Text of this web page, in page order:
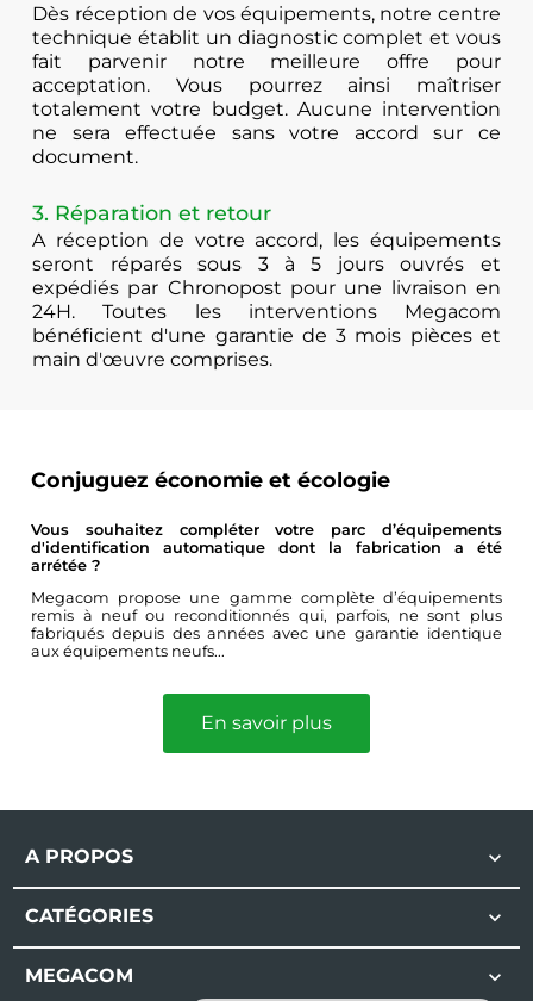
Dès réception de vos équipements, notre centre
technique établit un diagnostic complet et vous
fait parvenir notre meilleure offre pour
acceptation. Vous pourrez ainsi maîtriser
totalement votre budget. Aucune intervention
ne sera effectuée sans votre accord sur ce
document.
3. Réparation et retour
A réception de votre accord, les équipements
seront réparés sous 3 à 5 jours ouvrés et
expédiés par Chronopost pour une livraison en
24H. Toutes les interventions Megacom
bénéficient d'une garantie de 3 mois pièces et
main d'œuvre comprises.
Conjuguez économie et écologie
Vous souhaitez compléter votre parc d’équipements
d'identification automatique dont la fabrication a été
arrétée ?
Megacom propose une gamme complète d’équipements
remis à neuf ou reconditionnés qui, parfois, ne sont plus
fabriqués depuis des années avec une garantie identique
aux équipements neufs...
En savoir plus
A PROPOS 
CATÉGORIES 
MEGACOM 